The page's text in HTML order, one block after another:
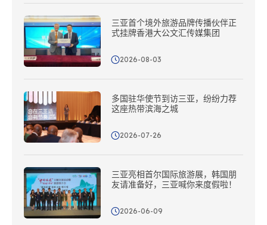
三亚首个境外旅游品牌传播伙伴正
式挂牌香港大公文汇传媒集团
2026-08-03
多国驻华使节到访三亚，纷纷力荐
这座热带滨海之城
2026-07-26
三亚亮相首尔国际旅游展，韩国朋
友请准备好，三亚喊你来度假啦！
2026-06-09